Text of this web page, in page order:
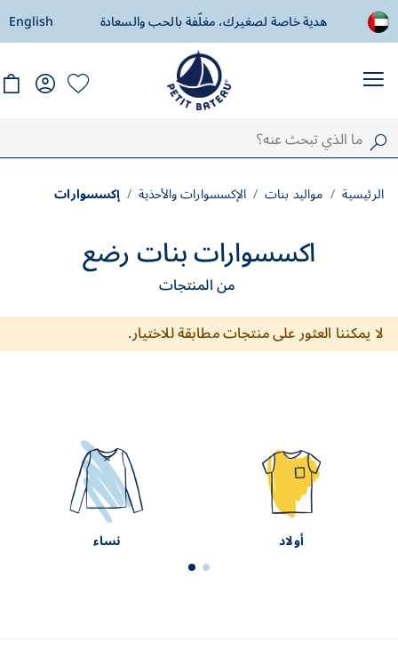
هدية خاصة لصغيرك، مغلّفة بالحب والسعادة توصيل مجاني
English
الرئيسية مواليد بنات الإكسسوارات والأحذية إكسسوارات
اكسسوارات بنات رضع
من المنتجات
لا يمكننا العثور على منتجات مطابقة للاختيار.
أولاد نساء